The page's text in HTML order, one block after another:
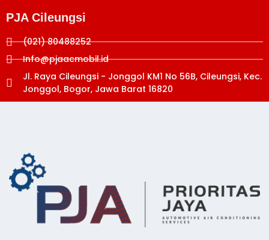
PJA Cileungsi
(021) 80488252
Info@pjaacmobil.id
Jl. Raya Cileungsi - Jonggol KM1 No 56B, Cileungsi, Kec.
Jonggol, Bogor, Jawa Barat 16820